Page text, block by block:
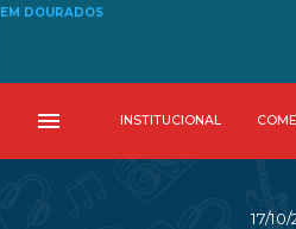
EM DOURADOS
menu INSTITUCIONAL
17/